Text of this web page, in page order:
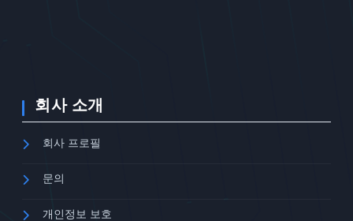
회사 소개
회사 프로필
문의
개인정보 보호